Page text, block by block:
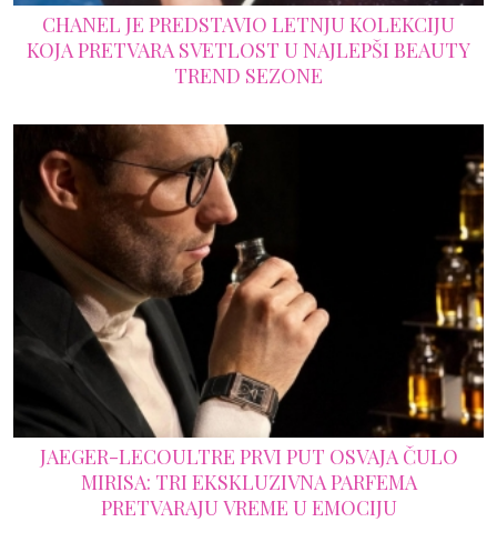
CHANEL JE PREDSTAVIO LETNJU KOLEKCIJU
KOJA PRETVARA SVETLOST U NAJLEPŠI BEAUTY
TREND SEZONE
JAEGER-LECOULTRE PRVI PUT OSVAJA ČULO
MIRISA: TRI EKSKLUZIVNA PARFEMA
PRETVARAJU VREME U EMOCIJU